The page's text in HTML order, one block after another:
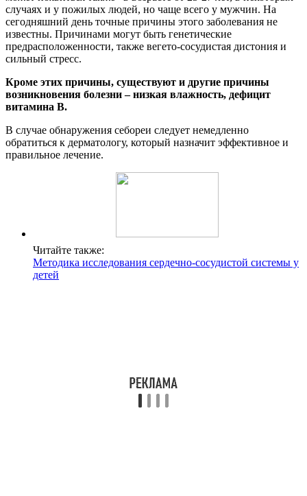
случаях и у пожилых людей, но чаще всего у мужчин. На
сегодняшний день точные причины этого заболевания не
известны. Причинами могут быть генетические
предрасположенности, также вегето-сосудистая дистония и
сильный стресс.
Кроме этих причины, существуют и другие причины
возникновения болезни – низкая влажность, дефицит
витамина В.
В случае обнаружения себореи следует немедленно
обратиться к дерматологу, который назначит эффективное и
правильное лечение.
Читайте также:
Методика исследования сердечно-сосудистой системы у
детей